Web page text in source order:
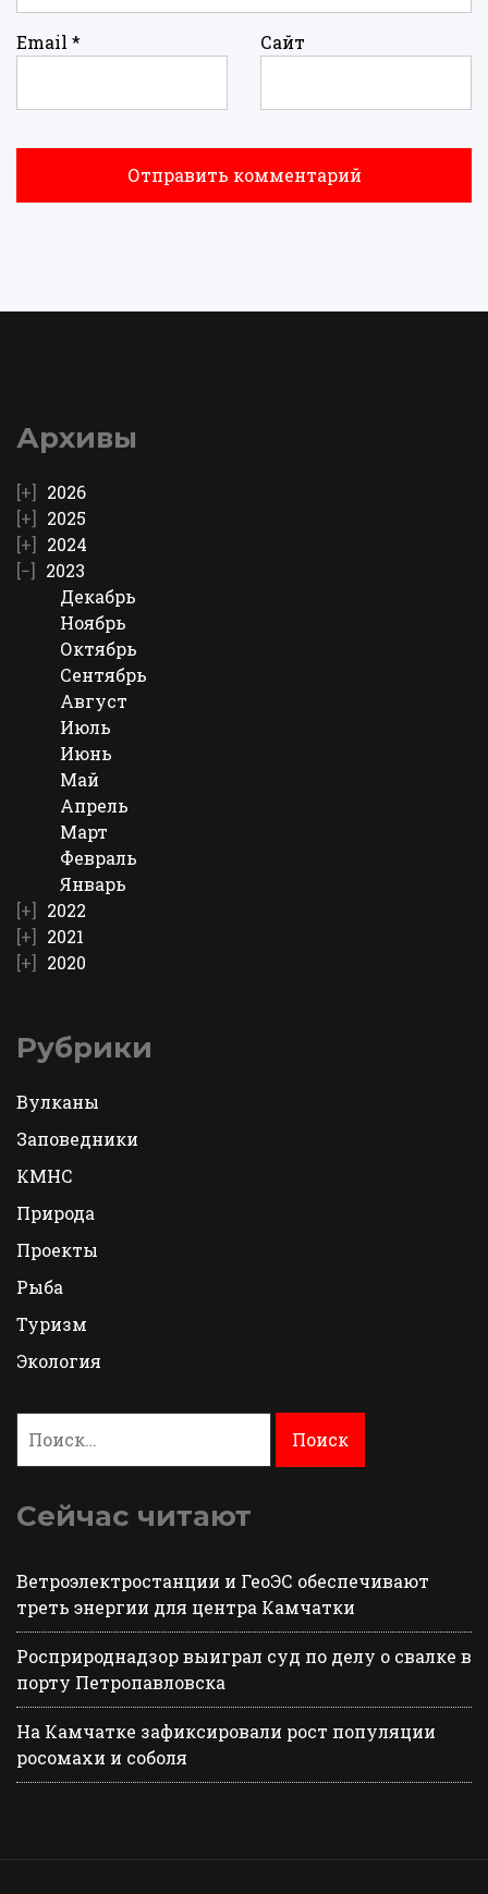
Email * Сайт
Архивы
2026
2025
2024
2023
Декабрь
Ноябрь
Октябрь
Сентябрь
Август
Июль
Июнь
Май
Апрель
Март
Февраль
Январь
2022
2021
2020
Рубрики
Вулканы
Заповедники
КМНС
Природа
Проекты
Рыба
Туризм
Экология
Сейчас читают
Ветроэлектростанции и ГеоЭС обеспечивают
треть энергии для центра Камчатки
Росприроднадзор выиграл суд по делу о свалке в
порту Петропавловска
На Камчатке зафиксировали рост популяции
росомахи и соболя